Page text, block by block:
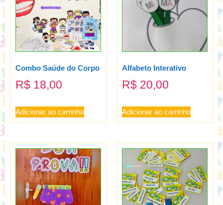
Combo Saúde do Corpo
R$ 18,00
Adicionar ao carrinho
Alfabeto Interativo
R$ 20,00
Adicionar ao carrinho